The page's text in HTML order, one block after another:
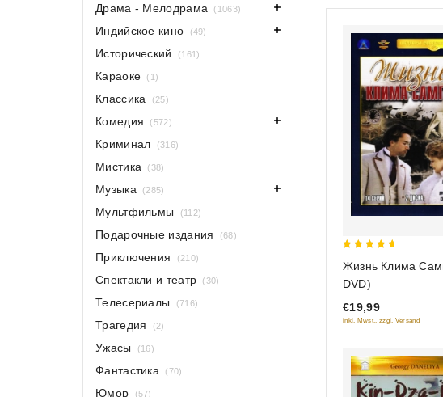
Жизнь Клима
DVD)
€19,99
inkl. Mwst., zzgl. Versand
Драма - Мелодрама (1063)
Индийское кино (49)
Исторический (161)
Караоке (1)
Классика (25)
Комедия (572)
Криминал (316)
Мистика (38)
Музыка (285)
Мультфильмы (112)
Подарочные издания (68)
Приключения (210)
Спектакли и театр (30)
Телесериалы (716)
Трагедия (2)
Ужасы (16)
Фантастика (70)
Юмор (57)